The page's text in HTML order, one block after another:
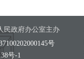
民政府办公室主办
号
号-1